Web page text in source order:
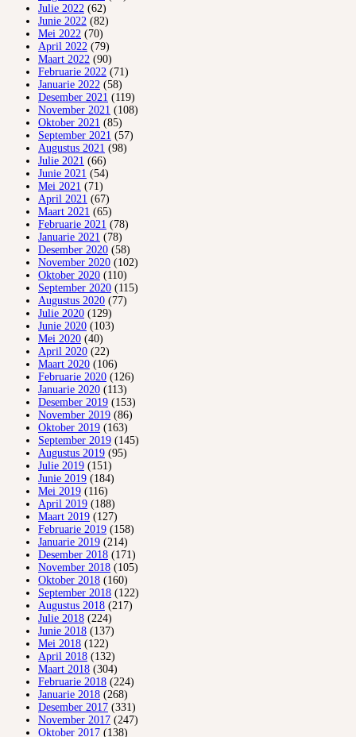
Julie 2022 (62)
Junie 2022 (82)
Mei 2022 (70)
April 2022 (79)
Maart 2022 (90)
Februarie 2022 (71)
Januarie 2022 (58)
Desember 2021 (119)
November 2021 (108)
Oktober 2021 (85)
September 2021 (57)
Augustus 2021 (98)
Julie 2021 (66)
Junie 2021 (54)
Mei 2021 (71)
April 2021 (67)
Maart 2021 (65)
Februarie 2021 (78)
Januarie 2021 (78)
Desember 2020 (58)
November 2020 (102)
Oktober 2020 (110)
September 2020 (115)
Augustus 2020 (77)
Julie 2020 (129)
Junie 2020 (103)
Mei 2020 (40)
April 2020 (22)
Maart 2020 (106)
Februarie 2020 (126)
Januarie 2020 (113)
Desember 2019 (153)
November 2019 (86)
Oktober 2019 (163)
September 2019 (145)
Augustus 2019 (95)
Julie 2019 (151)
Junie 2019 (184)
Mei 2019 (116)
April 2019 (188)
Maart 2019 (127)
Februarie 2019 (158)
Januarie 2019 (214)
Desember 2018 (171)
November 2018 (105)
Oktober 2018 (160)
September 2018 (122)
Augustus 2018 (217)
Julie 2018 (224)
Junie 2018 (137)
Mei 2018 (122)
April 2018 (132)
Maart 2018 (304)
Februarie 2018 (224)
Januarie 2018 (268)
Desember 2017 (331)
November 2017 (247)
Oktober 2017 (138)